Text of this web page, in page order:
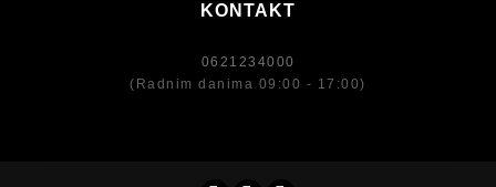
KONTAKT
0621234000
(Radnim danima 09:00 - 17:00)